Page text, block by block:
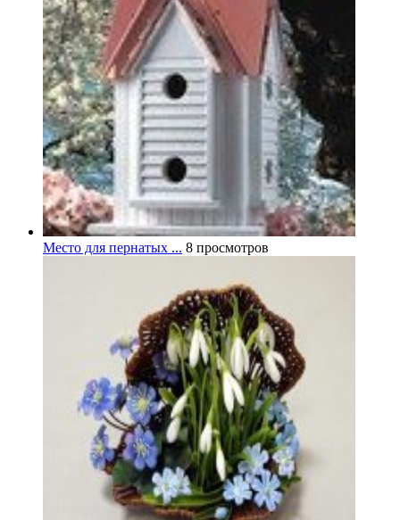
Место для пернатых ... 8 просмотров